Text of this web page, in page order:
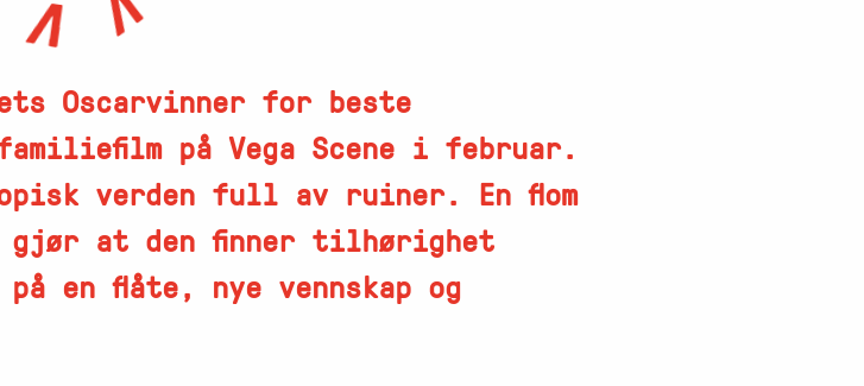
Oscarvinner for beste
familiefilm på Vega Scene i februar.
verden full av ruiner. En flom
gjør at den finner tilhørighet
en flåte, nye vennskap og